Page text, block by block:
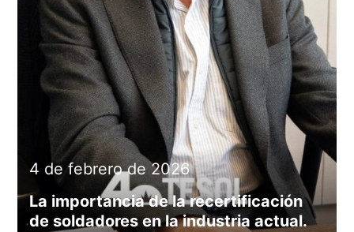
La importancia de la recertificación
de soldadores en la industria actual.
4 de febrero de 2026